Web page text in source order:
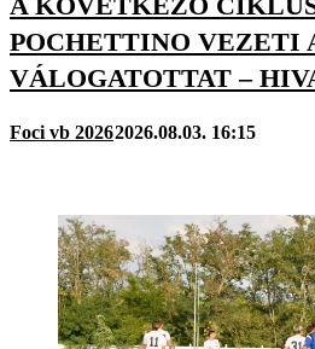
POCHETTINO VEZETI
VÁLOGATOTTAT –
Foci vb 20262026.08.03. 16:15